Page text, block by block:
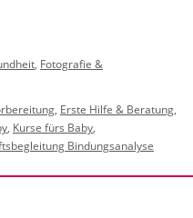
, Fotografie &
, Erste Hilfe & Beratung,
, Kurse fürs Baby,
Bindungsanalyse